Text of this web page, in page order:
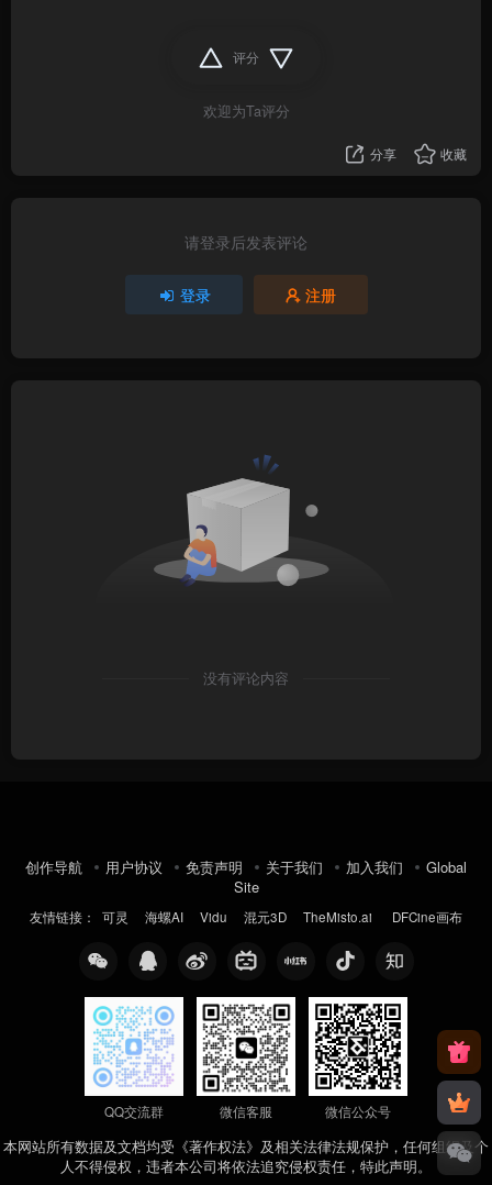
评分
欢迎为Ta评分
分享 收藏
请登录后发表评论
登录 注册
没有评论内容
创作导航 用户协议 免责声明 关于我们 加入我们
Global
Site
友情链接： 可灵 海螺AI Vidu 混元3D TheMisto.ai DFCine画布
QQ交流群 微信客服 微信公众号
本网站所有数据及文档均受《著作权法》及相关法律法规保护，任何组织及个
人不得侵权，违者本公司将依法追究侵权责任，特此声明。